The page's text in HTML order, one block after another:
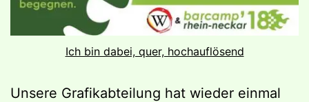
Ich bin dabei, quer, hochauflösend
Unsere Grafikabteilung hat wieder einmal